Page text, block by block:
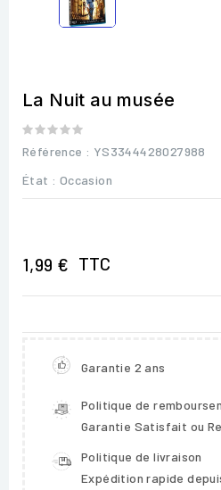
La Nuit au musée
Référence : YS3344428027988
État : Occasion
1,99 € TTC
Garantie 2 ans
Politique de
Garantie Satisfait ou
Politique de livraison
Expédition rapide